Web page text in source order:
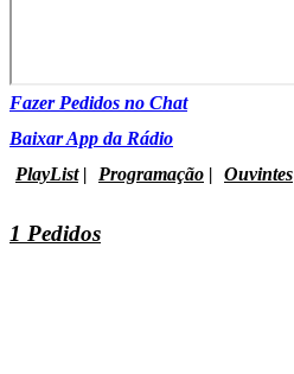
Fazer Pedidos no Chat
Baixar App da Rádio
PlayList| Programação | Ouvintes
1 Pedidos